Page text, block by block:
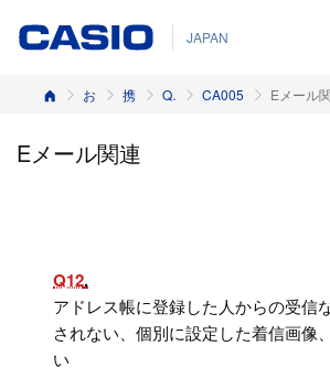
JAPAN
ホーム お客様サポート 携帯電話 Q&A（よくある質問と答え） CA005 Eメール
Eメール関連
Q12
アドレス帳に登録した人からの受信
されない、個別に設定した着信画像
い